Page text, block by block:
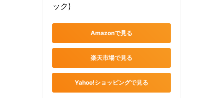
ック)
Amazonで見る
楽天市場で見る
Yahoo!ショッピングで見る